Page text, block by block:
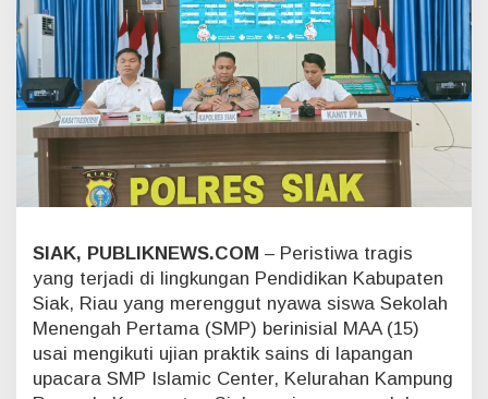
a
U
j
a
n
P
r
a
i
k
,
S
e
o
r
SIAK, PUBLIKNEWS.COM – Peristiwa tragis
yang terjadi di lingkungan Pendidikan Kabupaten
Siak, Riau yang merenggut nyawa siswa Sekolah
Menengah Pertama (SMP) berinisial MAA (15)
usai mengikuti ujian praktik sains di lapangan
upacara SMP Islamic Center, Kelurahan Kampung